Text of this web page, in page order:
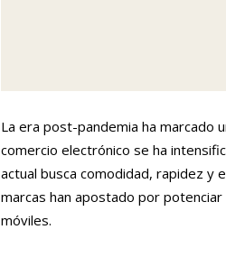
La era post-pandemia ha marcado
comercio electrónico se ha
actual busca comodidad, rapidez y
marcas han apostado por
móviles.